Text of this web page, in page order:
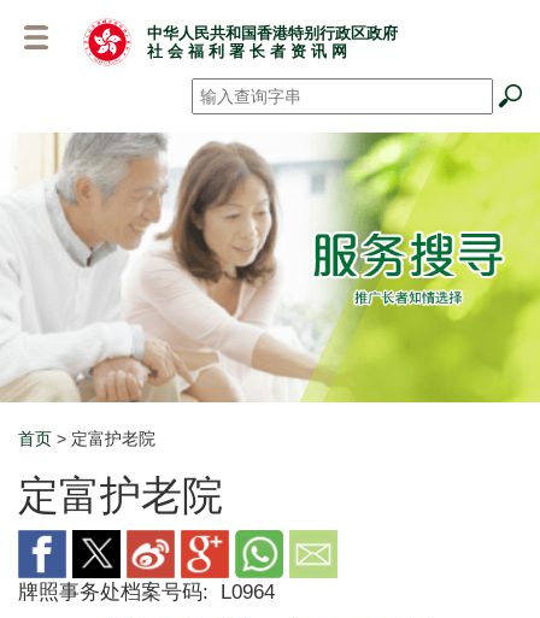
中华人民共和国香港特别行政区政府
社 会 福 利 署 长 者 资 讯 网
搜寻 *
Breadcrumb
首页 > 定富护老院
定富护老院
牌照事务处档案号码: L0964